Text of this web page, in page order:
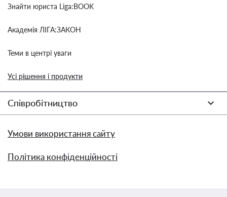
Знайти юриста Liga:BOOK
Академія ЛІГА:ЗАКОН
Теми в центрі уваги
Усі рішення і продукти
Співробітництво
Умови використання сайту
Політика конфіденційності